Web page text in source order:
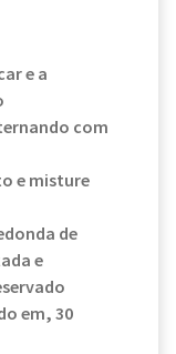
e a
com
e misture
de
e
em, 30